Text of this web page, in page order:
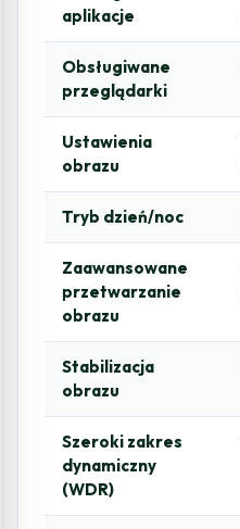
aplikacje
Obsługiwane
przeglądarki
Ustawienia
obrazu
Tryb dzień/noc
Zaawansowane
przetwarzanie
obrazu
Stabilizacja
obrazu
Szeroki zakres
dynamiczny
(WDR)